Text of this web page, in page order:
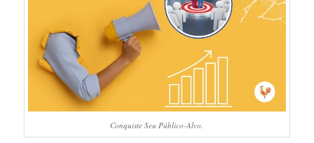
Conquiste Seu Público-Alvo.